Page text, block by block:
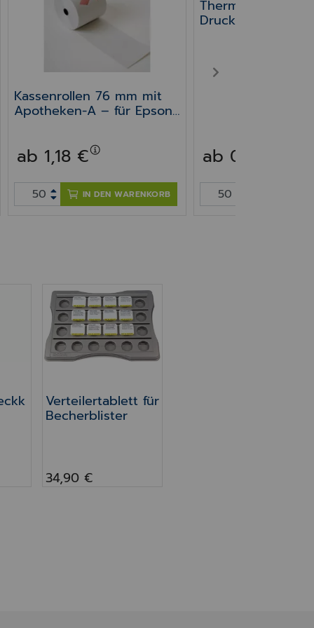
Kassenrollen 76 mm mit
Apotheken-A – für Epson
7000/7500/7600/7700/8
000 Kassendrucker
ab 1,18 €
IN DEN WARENKORB
Thermorollen mit
Druck phenolfrei
ab 0,49 €
NEXT
35 (VPE 120St)
Verteilertablett für Becherblister
Verteilertablett für
Becherblister
34,90 €